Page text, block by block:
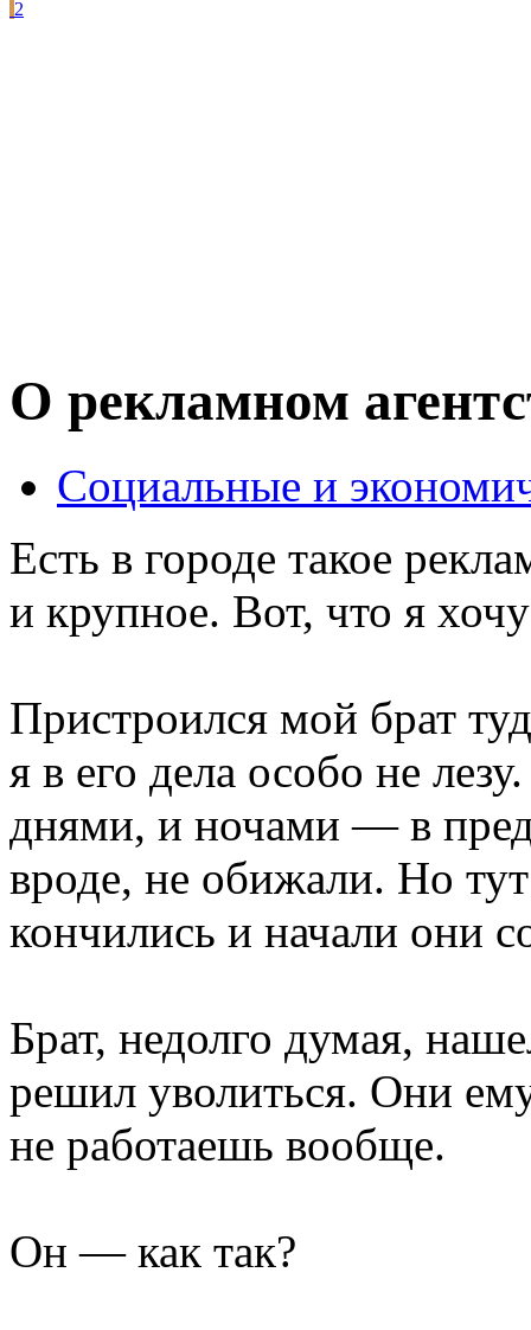
2
О рекламном
Социальные и
Есть в городе такое
и крупное. Вот, что я
Пристроился мой брат
я в его дела особо не
днями, и ночами — в
вроде, не обижали. Но
кончились и начали они
Брат, недолго думая,
решил уволиться. Они
не работаешь вообще.
Он — как так?